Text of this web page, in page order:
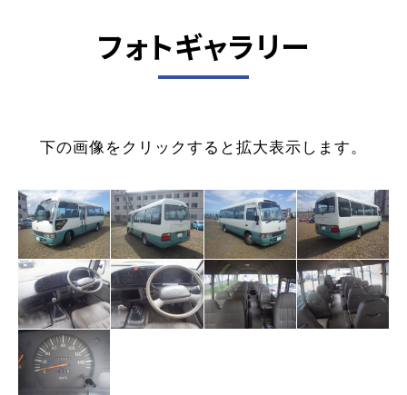
フォトギャラリー
下の画像をクリックすると拡大表示します。